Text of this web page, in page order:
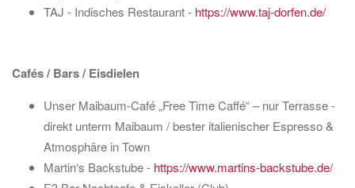
TAJ - Indisches Restaurant - https://www.taj-dorfen.de/
Cafés / Bars / Eisdielen
Unser Maibaum-Café „Free Time Caffé“ – nur Terrasse -
direkt unterm Maibaum / bester italienischer Espresso &
Atmosphäre in Town
Martin‘s Backstube - https://www.martins-backstube.de/